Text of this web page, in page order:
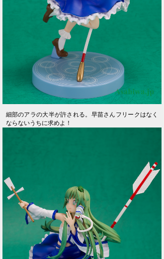
細部のアラの大半が許される。早苗さんフリークはなく
ならないうちに求めよ！